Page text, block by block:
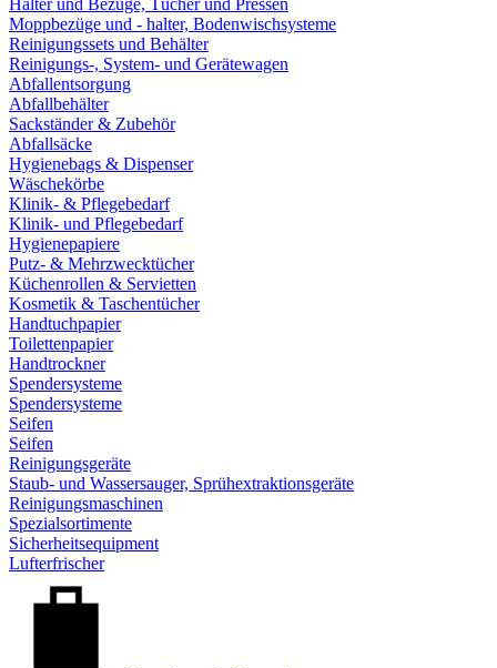
Halter und Bezüge, Tücher und Pressen
Moppbezüge und - halter, Bodenwischsysteme
Reinigungssets und Behälter
Reinigungs-, System- und Gerätewagen
Abfallentsorgung
Abfallbehälter
Sackständer & Zubehör
Abfallsäcke
Hygienebags & Dispenser
Wäschekörbe
Klinik- & Pflegebedarf
Klinik- und Pflegebedarf
Hygienepapiere
Putz- & Mehrzwecktücher
Küchenrollen & Servietten
Kosmetik & Taschentücher
Handtuchpapier
Toilettenpapier
Handtrockner
Spendersysteme
Spendersysteme
Seifen
Seifen
Reinigungsgeräte
Staub- und Wassersauger, Sprühextraktionsgeräte
Reinigungsmaschinen
Spezialsortimente
Sicherheitsequipment
Lufterfrischer